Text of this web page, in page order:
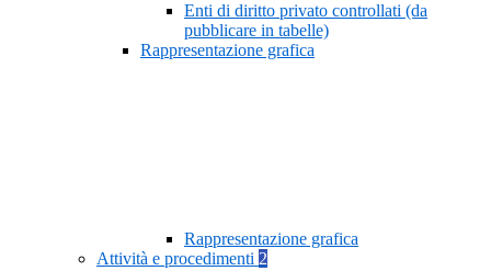
Enti di diritto privato controllati (da
pubblicare in tabelle)
Rappresentazione grafica
Rappresentazione grafica
Attività e procedimenti 2